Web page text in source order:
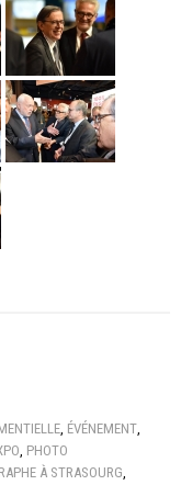
, ÉVÉNEMENT,
, PHOTO
À STRASOURG,